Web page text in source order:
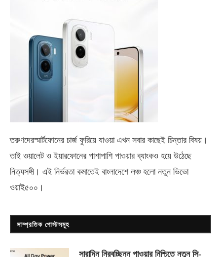
তরুণদেরস্মার্টফোনের চার্জ ফুরিয়ে যাওয়া এখন সবার কাছেই চিন্তার বিষয়।
তাই ওয়ালেট ও ইয়ারফোনের পাশাপাশি পাওয়ার ব্যাংকও হয়ে উঠেছে
নিত্যসঙ্গী। এই নির্ভরতা কমাতেই বাংলাদেশে লঞ্চ হলো নতুন ভিভো
ওয়াই৫০০ ।
সাম্প্রতিক পোস্টসমূহ
সারাদিন নিরবচ্ছিন্ন পাওয়ার নিশ্চিতে নতুন সি-